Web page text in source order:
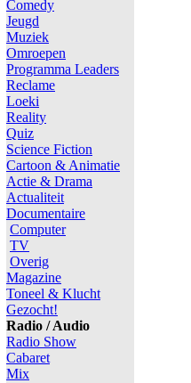
Comedy
Jeugd
Muziek
Omroepen
Programma Leaders
Reclame
Loeki
Reality
Quiz
Science Fiction
Cartoon & Animatie
Actie & Drama
Actualiteit
Documentaire
Computer
TV
Overig
Magazine
Toneel & Klucht
Gezocht!
Radio / Audio
Radio Show
Cabaret
Mix